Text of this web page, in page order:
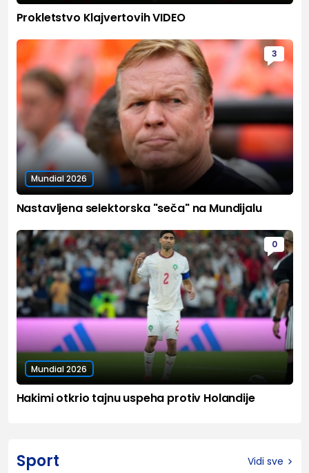
Prokletstvo Klajvertovih VIDEO
3
Mundial 2026
Nastavljena selektorska "seča" na Mundijalu
0
Mundial 2026
Hakimi otkrio tajnu uspeha protiv Holandije
Sport Vidi sve